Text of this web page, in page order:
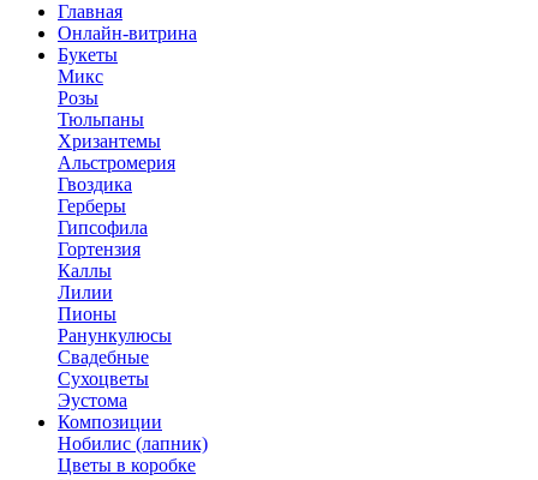
Главная
Онлайн-витрина
Букеты
Микс
Розы
Тюльпаны
Хризантемы
Альстромерия
Гвоздика
Герберы
Гипсофила
Гортензия
Каллы
Лилии
Пионы
Ранункулюсы
Свадебные
Сухоцветы
Эустома
Композиции
Нобилис (лапник)
Цветы в коробке